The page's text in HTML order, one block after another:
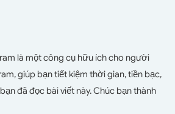
là một công cụ hữu ích cho người
giúp bạn tiết kiệm thời gian, tiền bạc,
đã đọc bài viết này. Chúc bạn thành